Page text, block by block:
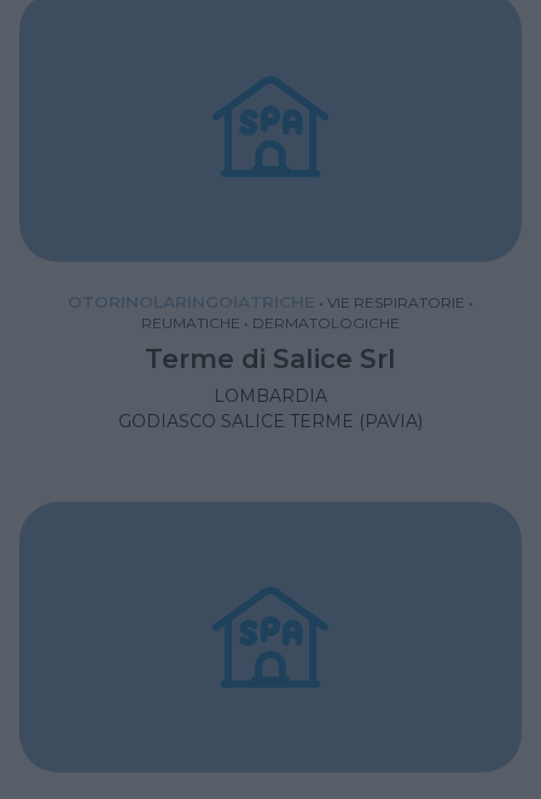
OTORINOLARINGOIATRICHE • VIE RESPIRATORIE •
REUMATICHE • DERMATOLOGICHE
Terme di Salice Srl
LOMBARDIA
GODIASCO SALICE TERME (PAVIA)